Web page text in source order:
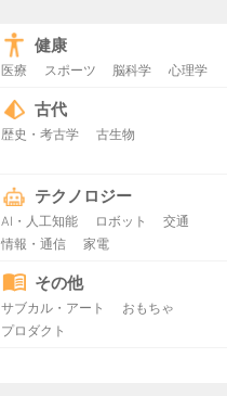
健康
医療 スポーツ 脳科学 心理学
古代
歴史・考古学 古生物
テクノロジー
AI・人工知能 ロボット
交通
情報・通信
家電
その他
サブカル・アート
おもちゃ
プロダクト